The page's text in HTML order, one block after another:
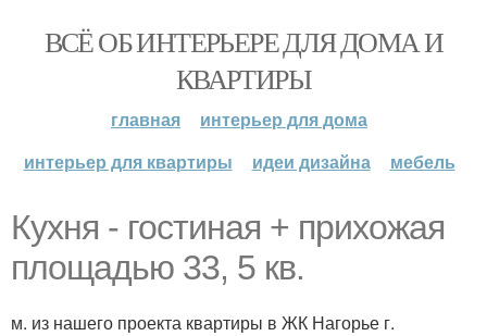
ВСЁ ОБ ИНТЕРЬЕРЕ ДЛЯ ДОМА И
КВАРТИРЫ
главная
интерьер для дома
интерьер для квартиры
идеи дизайна мебель
Кухня - гостиная + прихожая
площадью 33, 5 кв.
м. из нашего проекта квартиры в ЖК Нагорье г.